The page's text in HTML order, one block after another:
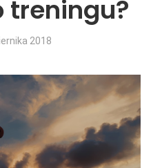
treningu?
2018